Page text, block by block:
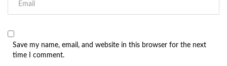
Save my name, email, and website in this browser for the next
time I comment.